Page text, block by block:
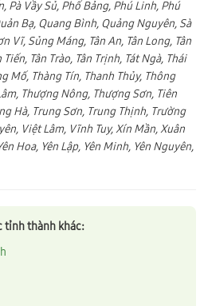
Pà Vầy Sủ, Phố Bảng, Phú Linh, Phú
Bạ, Quang Bình, Quảng Nguyên, Sà
Vĩ, Sủng Máng, Tân An, Tân Long, Tân
Tân Trào, Tân Trịnh, Tát Ngà, Thái
Mố, Thàng Tín, Thanh Thủy, Thông
Thượng Nông, Thượng Sơn, Tiên
Hà, Trung Sơn, Trung Thịnh, Trường
Việt Lâm, Vĩnh Tuy, Xín Mần, Xuân
Hoa, Yên Lập, Yên Minh, Yên Nguyên,
tỉnh thành khác: